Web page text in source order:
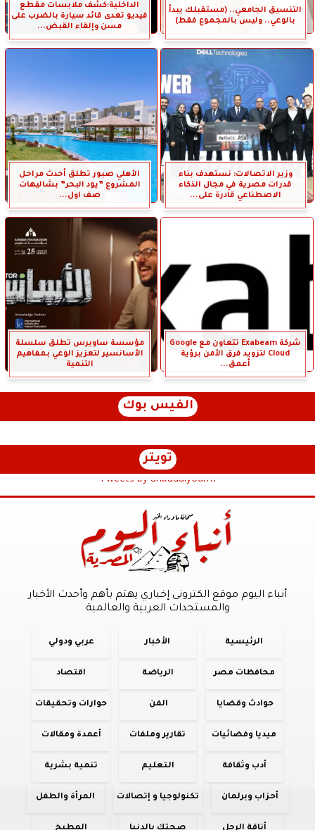
التنسيق الجامعي.. (مستقبلك يبدأ
بالوعي.. وليس بالمجموع فقط)
الداخلية:كشف ملابسات مقطع
فيديو تعدى قائد سيارة بالضرب على
مسن وإلقاء القبض...
وزير الاتصالات: نستهدف بناء
قدرات مصرية في مجال الذكاء
الاصطناعي قادرة على...
الأهلي صبور تطلق أحدث مراحل
المشروع ”يود البحر” بشاليهات
صف اول...
شركة Exabeam تتعاون مع Google
Cloud لتزويد فرق الأمن برؤية
أعمق...
مؤسسة ساويرس تطلق سلسلة
الأسانسير لتعزيز الوعي بمفاهيم
التنمية
الفيس بوك
تويتر
Tweets by anbaaalyoum1
أنباء اليوم موقع الكترونى إخباري يهتم بأهم وأحدث الأخبار
والمستجدات العربية والعالمية
الرئيسية الأخبار عربي ودولي
محافظات مصر الرياضة اقتصاد
حوادث وقضايا الفن حوارات وتحقيقات
ميديا وفضائيات تقارير وملفات أعمدة ومقالات
أدب وثقافة التعليم تنمية بشرية
أحزاب وبرلمان تكنولوجيا و إتصالات المرأة والطفل